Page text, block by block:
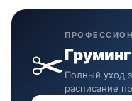
✂️ Полный уход
расписание